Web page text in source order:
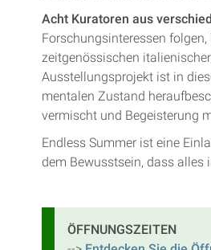
Acht Kuratoren aus
Forschungsinteressen
zeitgenössischen
Ausstellungsprojekt ist in
mentalen Zustand
vermischt und Begeisterung
Endless Summer ist eine
dem Bewusstsein, dass
ÖFFNUNGSZEITEN